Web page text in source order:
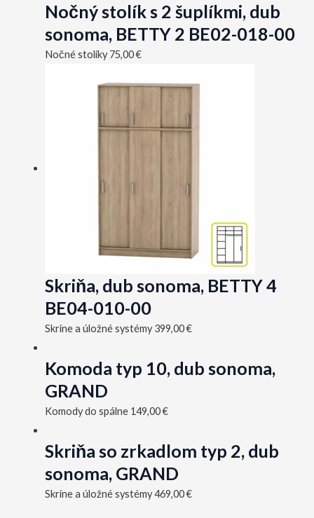
Nočný stolík s 2 šuplíkmi, dub
sonoma, BETTY 2 BE02-018-00
Nočné stolíky75,00€
Skriňa, dub sonoma, BETTY 4
BE04-010-00
Skrine a úložné systémy399,00€
Komoda typ 10, dub sonoma,
GRAND
Komody do spálne 149,00€
Skriňa so zrkadlom typ 2, dub
sonoma, GRAND
Skrine a úložné systémy469,00€